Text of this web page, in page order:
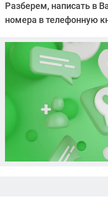
Разберем, написать в
номера в телефонную